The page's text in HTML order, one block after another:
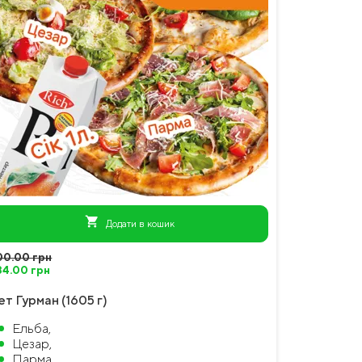
shopping_cart Додати в кошик
грн
грн
Гурман (1605 г)
Ельба,
Цезар,
Парма,